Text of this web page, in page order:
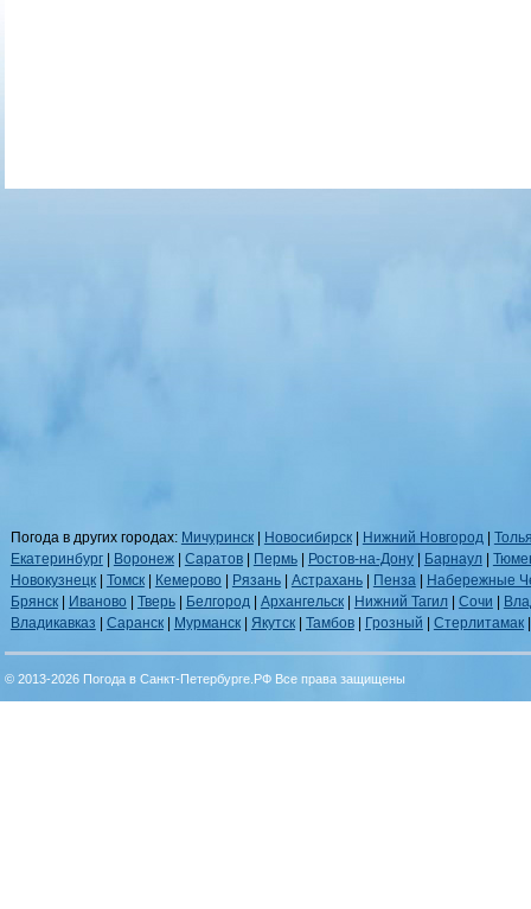
Погода в других городах: Мичуринск| Новосибирск| Нижний Новгород|
Екатеринбург| Воронеж| Саратов| Пермь| Ростов-на-Дону| Барнаул
Новокузнецк| Томск| Кемерово Рязань| Астрахань| Пенза|
Набережные
Брянск| Иваново Тверь| Белгород| Архангельск| Нижний Тагил Сочи
Владикавказ
Саранск| Мурманск| Якутск| Тамбов| Грозный Стерлитамак
© 2013-2026 Погода в Санкт-Петербурге.РФ Все права защищены